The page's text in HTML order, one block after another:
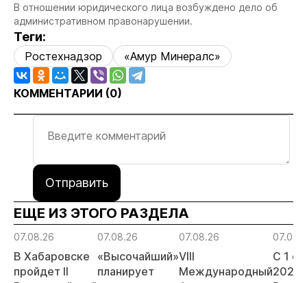
В отношении юридического лица возбуждено дело об
административном правонарушении.
Теги:
Ростехнадзор «Амур Минералс»
КОММЕНТАРИИ (0)
Отправить
ЕЩЕ ИЗ ЭТОГО РАЗДЕЛА
07.08.26
В Хабаровске
пройдет II
07.08.26
«Высочайший»
планирует
07.08.26
VIII
Международный
С 1
2026